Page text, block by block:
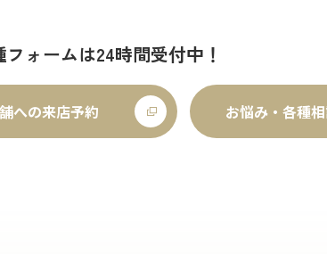
フォームは24時間受付中！
への来店予約 お悩み・各種